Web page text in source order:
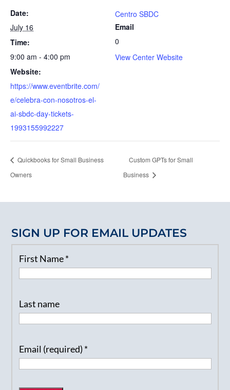
Date:
July 16
Time:
9:00 am - 4:00 pm
Website:
https://www.eventbrite.com/
e/celebra-con-nosotros-el-
ai-sbdc-day-tickets-
1993155992227
Centro SBDC
Email
0
View Center Website
Quickbooks for Small Business
Owners
Custom GPTs for Small
Business
SIGN UP FOR EMAIL UPDATES
First Name*
Last name
Email (required) *